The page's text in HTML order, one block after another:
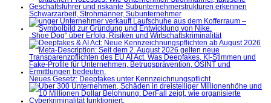
Schwarzarbeit, Strohmänner, Subunternehmer
„Shoe Dog“ über Erfolg, Risiken und Wirtschaftskriminalität
Neues Gesetz: Deepfakes unter Kennzeichnungspflicht